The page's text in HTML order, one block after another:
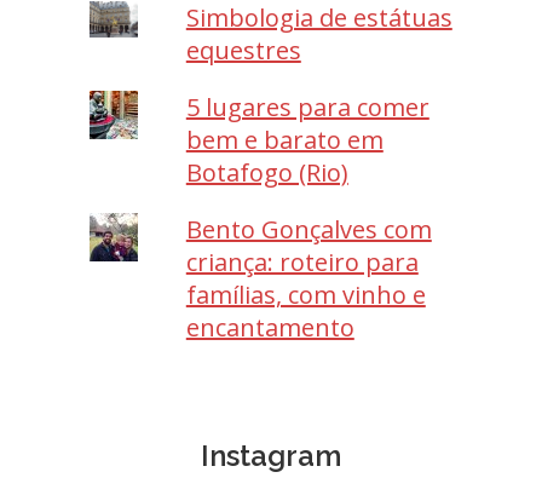
Simbologia de estátuas
equestres
5 lugares para comer
bem e barato em
Botafogo (Rio)
Bento Gonçalves com
criança: roteiro para
famílias, com vinho e
encantamento
Instagram